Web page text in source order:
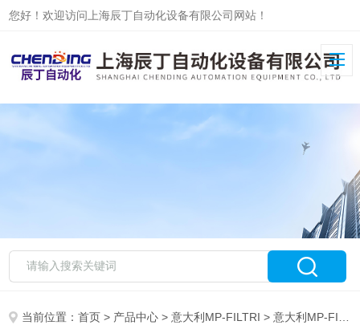
您好！欢迎访问上海辰丁自动化设备有限公司网站！
当前位置：首页 > 产品中心 >意大利MP-FILTRI >意大利MP-FILTRI*